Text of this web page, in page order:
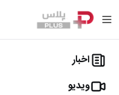
اخبار
ویدیو